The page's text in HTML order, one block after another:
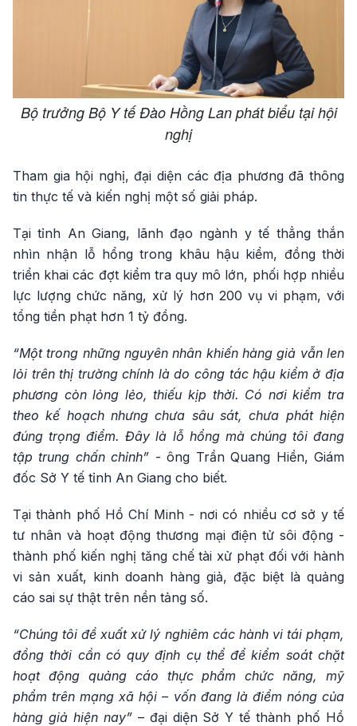
Bộ trưởng Bộ Y tế Đào Hồng Lan phát biểu tại hội
nghị
Tham gia hội nghị, đại diện các địa phương đã thông
tin thực tế và kiến nghị một số giải pháp.
Tại tỉnh An Giang, lãnh đạo ngành y tế thẳng thắn
nhìn nhận lỗ hổng trong khâu hậu kiểm, đồng thời
triển khai các đợt kiểm tra quy mô lớn, phối hợp nhiều
lực lượng chức năng, xử lý hơn 200 vụ vi phạm, với
tổng tiền phạt hơn 1 tỷ đồng.
“Một trong những nguyên nhân khiến hàng giả vẫn len
lỏi trên thị trường chính là do công tác hậu kiểm ở địa
phương còn lỏng lẻo, thiếu kịp thời. Có nơi kiểm tra
theo kế hoạch nhưng chưa sâu sát, chưa phát hiện
đúng trọng điểm. Đây là lỗ hổng mà chúng tôi đang
tập trung chấn chỉnh” - ông Trần Quang Hiền, Giám
đốc Sở Y tế tỉnh An Giang cho biết.
Tại thành phố Hồ Chí Minh - nơi có nhiều cơ sở y tế
tư nhân và hoạt động thương mại điện tử sôi động -
thành phố kiến nghị tăng chế tài xử phạt đối với hành
vi sản xuất, kinh doanh hàng giả, đặc biệt là quảng
cáo sai sự thật trên nền tảng số.
“Chúng tôi đề xuất xử lý nghiêm các hành vi tái phạm,
đồng thời cần có quy định cụ thể để kiểm soát chặt
hoạt động quảng cáo thực phẩm chức năng, mỹ
phẩm trên mạng xã hội – vốn đang là điểm nóng của
hàng giả hiện nay”– đại diện Sở Y tế thành phố Hồ